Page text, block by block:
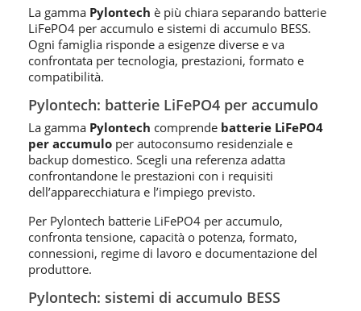
La gamma Pylontech è più chiara separando batterie
LiFePO4 per accumulo e sistemi di accumulo BESS.
Ogni famiglia risponde a esigenze diverse e va
confrontata per tecnologia, prestazioni, formato e
compatibilità.
Pylontech: batterie LiFePO4 per accumulo
La gamma Pylontech comprende batterie LiFePO4
per accumulo per autoconsumo residenziale e
backup domestico. Scegli una referenza adatta
confrontandone le prestazioni con i requisiti
dell’apparecchiatura e l’impiego previsto.
Per Pylontech batterie LiFePO4 per accumulo,
confronta tensione, capacità o potenza, formato,
connessioni, regime di lavoro e documentazione del
produttore.
Pylontech: sistemi di accumulo BESS